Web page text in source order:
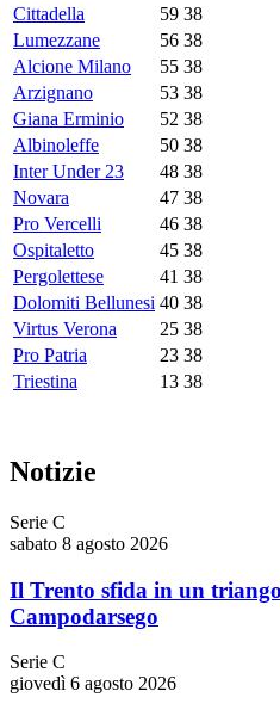
Cittadella
59 38
Lumezzane
56 38
Alcione Milano
55 38
Arzignano
53 38
Giana Erminio
52 38
Albinoleffe
50 38
Inter Under 23
48 38
Novara
47 38
Pro Vercelli
46 38
Ospitaletto
45 38
Pergolettese
41 38
Dolomiti Bellunesi 40 38
Virtus Verona
25 38
Pro Patria
23 38
Triestina
13 38
Notizie
Serie C
sabato 8 agosto 2026
Il Trento sfida in un
Campodarsego
Serie C
giovedì 6 agosto 2026